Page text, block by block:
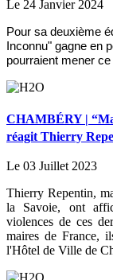
Le 24 Janvier 2024
Pour sa deuxième
Inconnu" gagne en
pourraient mener
CHAMBÉRY |
réagit Thierry
Le 03 Juillet 2023
Thierry Repentin,
la Savoie, ont
violences de ces
maires de France,
l'Hôtel de Ville de